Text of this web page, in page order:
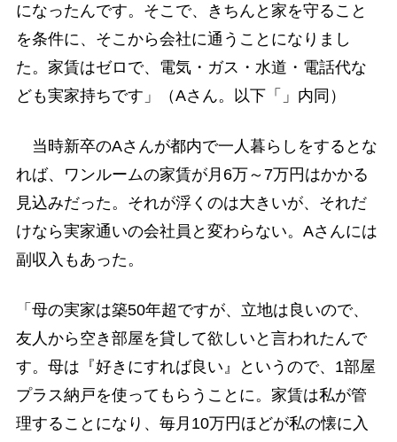
になったんです。そこで、きちんと家を守ること
を条件に、そこから会社に通うことになりまし
た。家賃はゼロで、電気・ガス・水道・電話代な
ども実家持ちです」（Aさん。以下「」内同）
当時新卒のAさんが都内で一人暮らしをするとな
れば、ワンルームの家賃が月6万～7万円はかかる
見込みだった。それが浮くのは大きいが、それだ
けなら実家通いの会社員と変わらない。Aさんには
副収入もあった。
「母の実家は築50年超ですが、立地は良いので、
友人から空き部屋を貸して欲しいと言われたんで
す。母は『好きにすれば良い』というので、1部屋
プラス納戸を使ってもらうことに。家賃は私が管
理することになり、毎月10万円ほどが私の懐に入